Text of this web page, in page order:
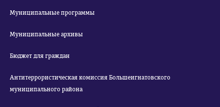
Муниципальные программы
Муниципальные архивы
Бюджет для граждан
Антитеррористическая комиссия Большеигнатовского
муниципального района